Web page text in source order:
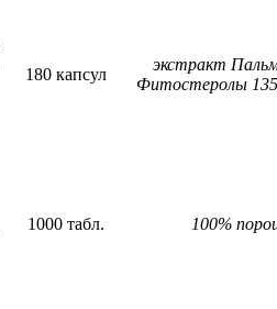
180 капсул
экстракт
Фитостеролы
1000 табл. 100%